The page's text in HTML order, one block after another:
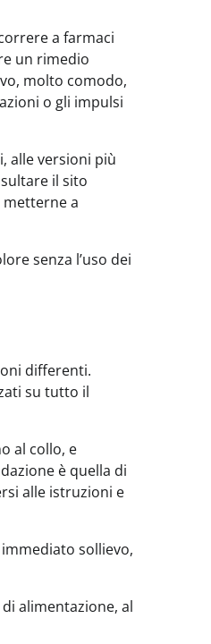
a farmaci
un rimedio
molto comodo,
o gli impulsi
alle versioni più
il sito
a
senza l’uso dei
differenti.
su tutto il
al collo, e
è quella di
alle istruzioni e
sollievo,
alimentazione, al